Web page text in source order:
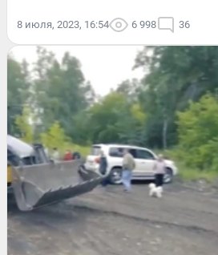
8 июля, 2023, 16:54 6 998 36